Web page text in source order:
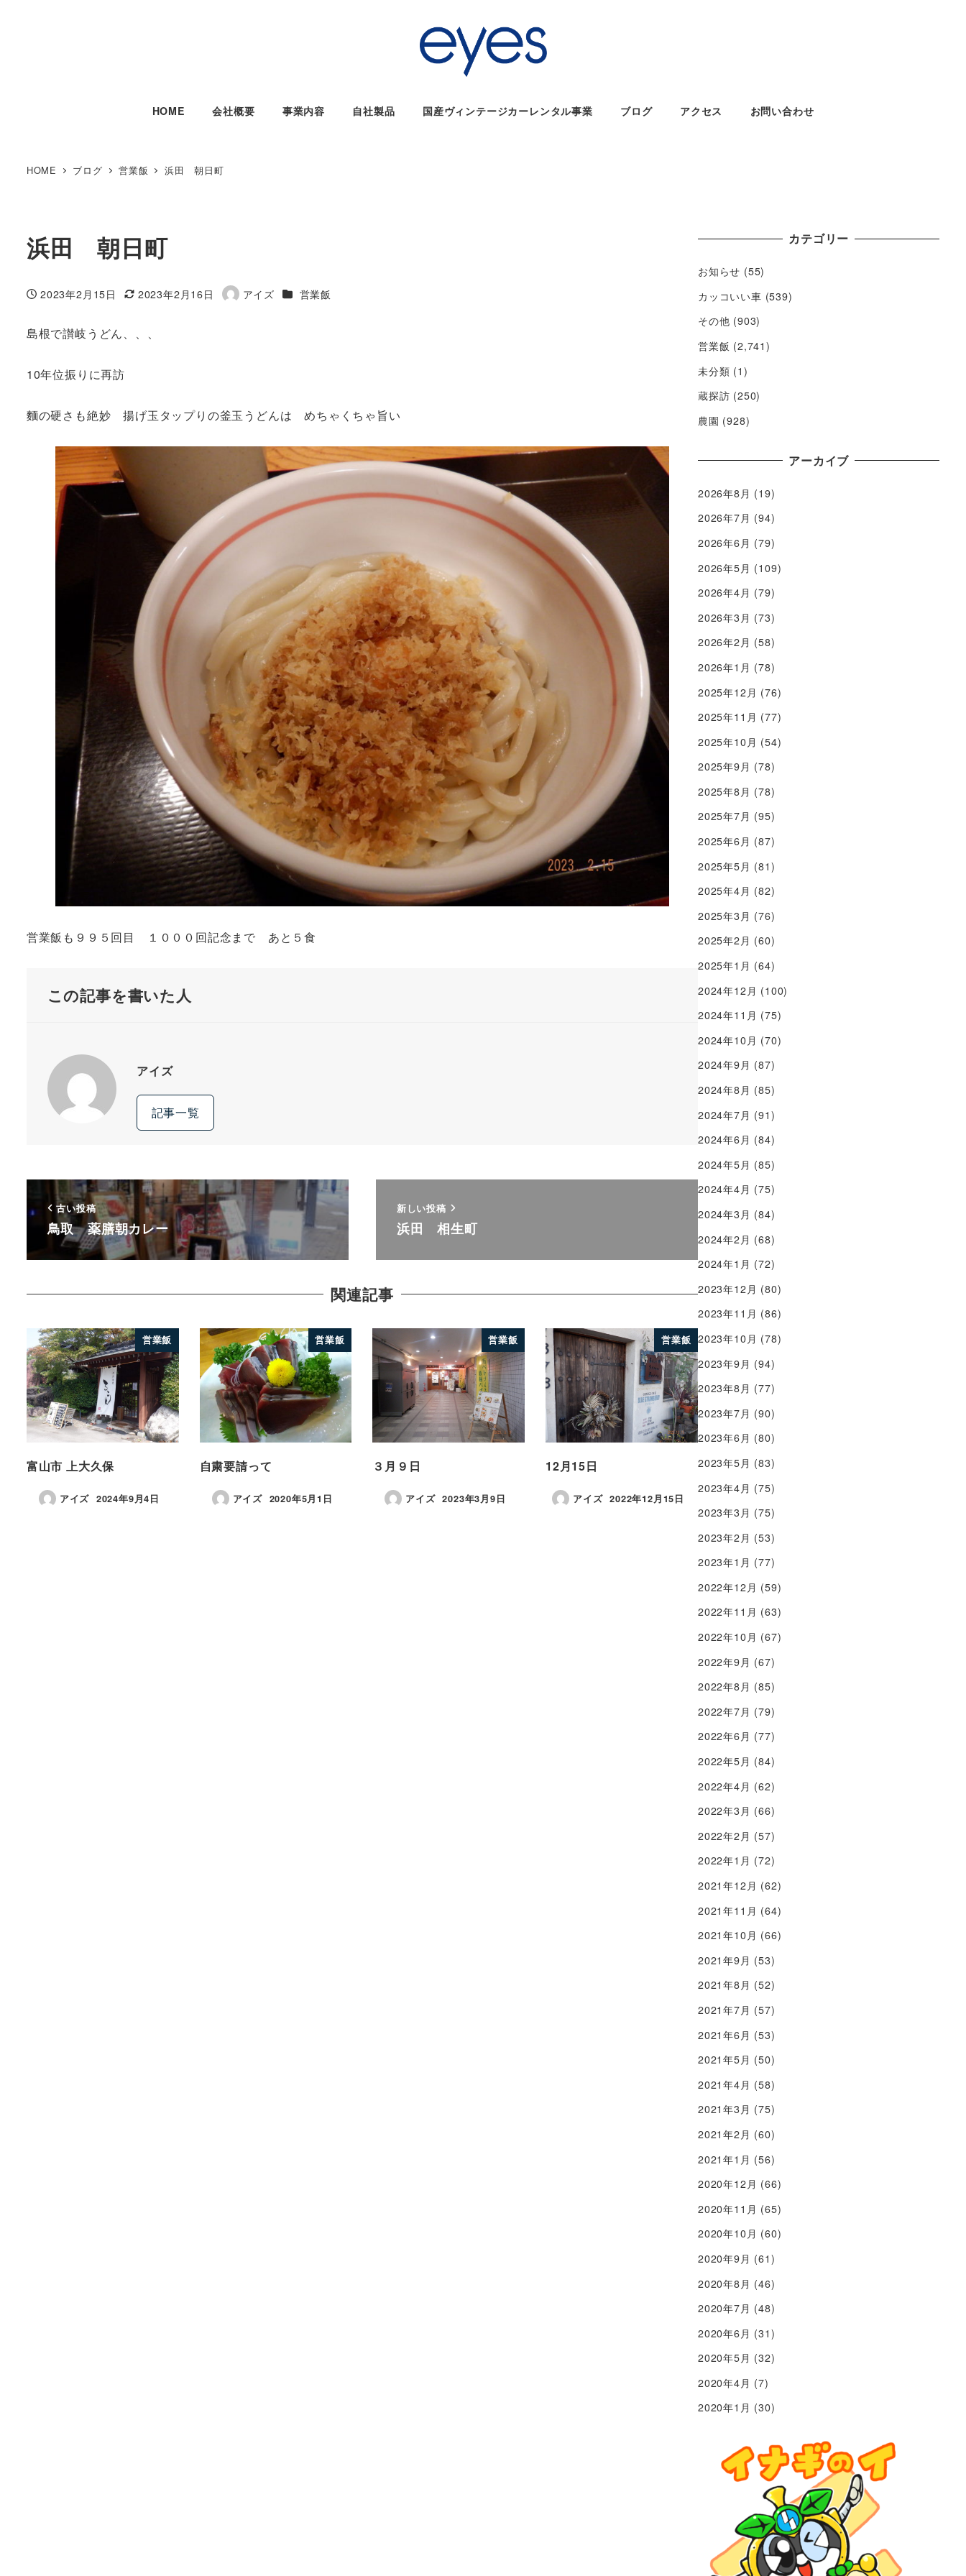
HOME 会社概要 事業内容 自社製品 国産ヴィンテージカーレンタル事業 ブログ アクセス お問い合わせ
HOME ブログ 営業飯 浜田 朝日町
浜田 朝日町
投稿日
2023年2月15日
更新日
2023年2月16日
著
アイズ カテゴリー
営業飯
島根で讃岐うどん、、、
10年位振りに再訪
麵の硬さも絶妙 揚げ玉タップりの釜玉うどんは めちゃくちゃ旨い
営業飯も９９５回目 １０００回記念まで あと５食
この記事を書いた人
アイズ
記事一覧
古い投稿
鳥取 薬膳朝カレー
新しい投稿
浜田 相生町
関連記事
営業飯
富山市 上大久保
アイズ 2024年9月4日
営業飯
自粛要請って
アイズ 2020年5月1日
営業飯
３月９日
アイズ 2023年3月9日
営業飯
12月15日
アイズ 2022年12月15日
カテゴリー
お知らせ (55)
カッコいい車 (539)
その他 (903)
営業飯 (2,741)
未分類 (1)
蔵探訪 (250)
農園 (928)
アーカイブ
2026年8月 (19)
2026年7月 (94)
2026年6月 (79)
2026年5月 (109)
2026年4月 (79)
2026年3月 (73)
2026年2月 (58)
2026年1月 (78)
2025年12月 (76)
2025年11月 (77)
2025年10月 (54)
2025年9月 (78)
2025年8月 (78)
2025年7月 (95)
2025年6月 (87)
2025年5月 (81)
2025年4月 (82)
2025年3月 (76)
2025年2月 (60)
2025年1月 (64)
2024年12月 (100)
2024年11月 (75)
2024年10月 (70)
2024年9月 (87)
2024年8月 (85)
2024年7月 (91)
2024年6月 (84)
2024年5月 (85)
2024年4月 (75)
2024年3月 (84)
2024年2月 (68)
2024年1月 (72)
2023年12月 (80)
2023年11月 (86)
2023年10月 (78)
2023年9月 (94)
2023年8月 (77)
2023年7月 (90)
2023年6月 (80)
2023年5月 (83)
2023年4月 (75)
2023年3月 (75)
2023年2月 (53)
2023年1月 (77)
2022年12月 (59)
2022年11月 (63)
2022年10月 (67)
2022年9月 (67)
2022年8月 (85)
2022年7月 (79)
2022年6月 (77)
2022年5月 (84)
2022年4月 (62)
2022年3月 (66)
2022年2月 (57)
2022年1月 (72)
2021年12月 (62)
2021年11月 (64)
2021年10月 (66)
2021年9月 (53)
2021年8月 (52)
2021年7月 (57)
2021年6月 (53)
2021年5月 (50)
2021年4月 (58)
2021年3月 (75)
2021年2月 (60)
2021年1月 (56)
2020年12月 (66)
2020年11月 (65)
2020年10月 (60)
2020年9月 (61)
2020年8月 (46)
2020年7月 (48)
2020年6月 (31)
2020年5月 (32)
2020年4月 (7)
2020年1月 (30)